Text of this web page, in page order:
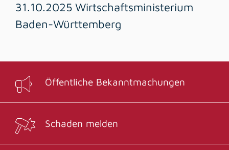
31.10.2025 Wirtschaftsministerium
Baden-Württemberg
Öffentliche Bekanntmachungen
Schaden melden